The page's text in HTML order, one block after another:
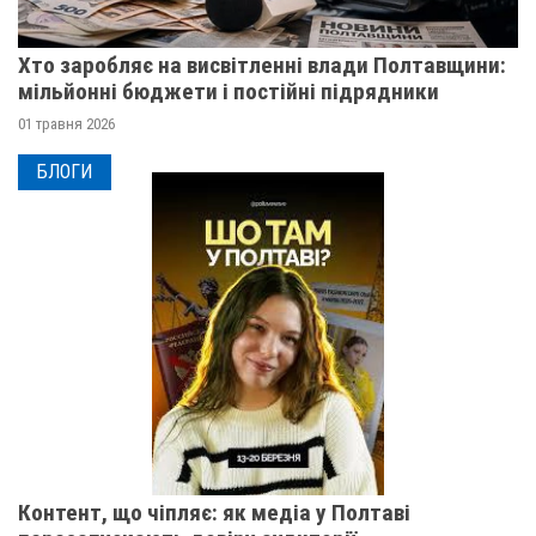
Хто заробляє на висвітленні влади Полтавщини:
мільйонні бюджети і постійні підрядники
01 травня 2026
БЛОГИ
Контент, що чіпляє: як медіа у Полтаві